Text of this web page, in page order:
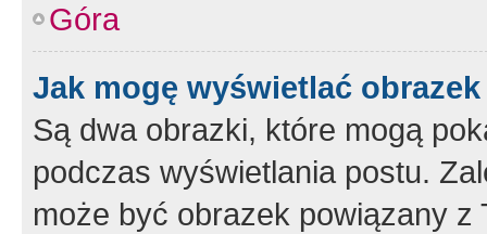
Góra
Jak mogę wyświetlać
Są dwa obrazki, które mogą
podczas wyświetlania postu.
może być obrazek powiązany z